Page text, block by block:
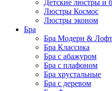
Детские люстры и
Люстры Космос
Люстры эконом
Бра
Бра Модерн & Лофт
Бра Классика
Бра с абажуром
Бра с плафоном
Бра хрустальные
Бра с деревом